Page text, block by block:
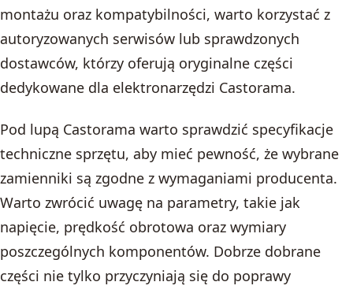
montażu oraz kompatybilności, warto korzystać z
autoryzowanych serwisów lub sprawdzonych
dostawców, którzy oferują oryginalne części
dedykowane dla elektronarzędzi Castorama.
Pod lupą Castorama warto sprawdzić specyfikacje
techniczne sprzętu, aby mieć pewność, że wybrane
zamienniki są zgodne z wymaganiami producenta.
Warto zwrócić uwagę na parametry, takie jak
napięcie, prędkość obrotowa oraz wymiary
poszczególnych komponentów. Dobrze dobrane
części nie tylko przyczyniają się do poprawy